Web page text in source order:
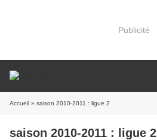
Publicité
Accueil » saison 2010-2011 : ligue 2
saison 2010-2011 : ligue 2